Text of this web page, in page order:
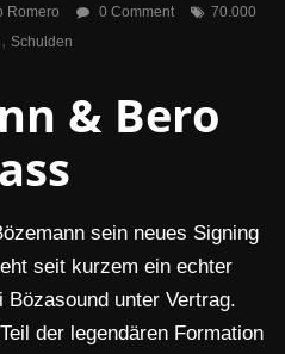
Romero 0 Comment
70.000
, Schulden
& Bero
sein neues Signing
seit kurzem ein echter
Bözasound unter Vertrag.
der legendären Formation